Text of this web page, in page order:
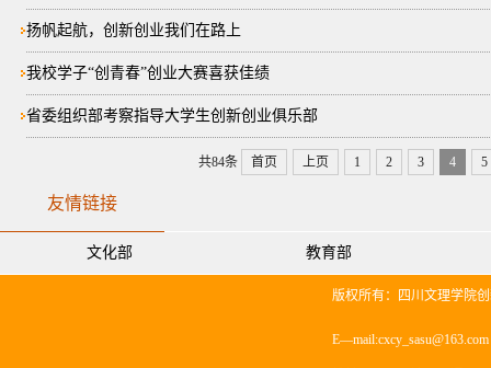
扬帆起航，创新创业我们在路上
我校学子“创青春”创业大赛喜获佳绩
省委组织部考察指导大学生创新创业俱乐部
共84条 首页 上页 1 2 3 4 5
友情链接
文化部 教育部
版权所有：四川文理学院